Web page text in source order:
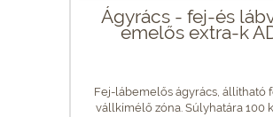
Ágyrács - fej-és
emelős extra-k
Fej-lábemelős ágyrács, állítható
vállkímélő zóna. Súlyhatára 100